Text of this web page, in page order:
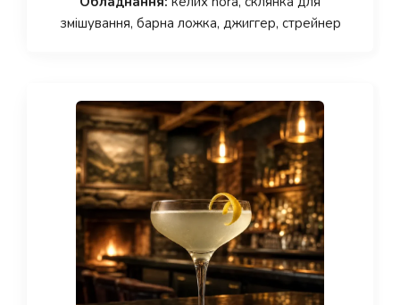
змішування, барна ложка, джиггер, стрейнер